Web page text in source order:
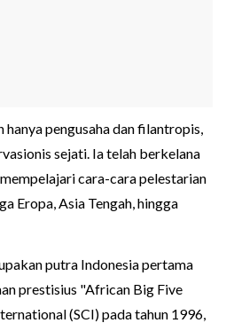
hanya pengusaha dan filantropis,
sejati. Ia telah berkelana
cara-cara pelestarian
Eropa, Asia Tengah, hingga
putra Indonesia pertama
prestisius "African Big Five
(SCI) pada tahun 1996,